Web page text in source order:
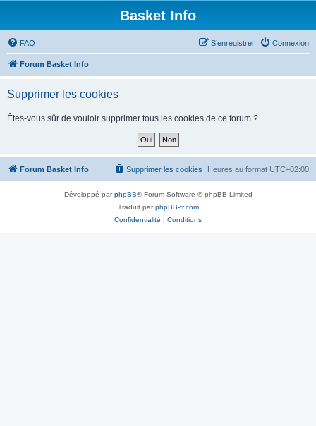
Basket Info
FAQ Connexion
S’enregistrer
Forum Basket Info
Supprimer les cookies
Êtes-vous sûr de vouloir supprimer tous les cookies de ce forum ?
Forum Basket Info Heures au format UTC+02:00
Supprimer les cookies
Développé parphpBB® Forum Software © phpBB Limited
Traduit parphpBB-fr.com
Confidentialité | Conditions